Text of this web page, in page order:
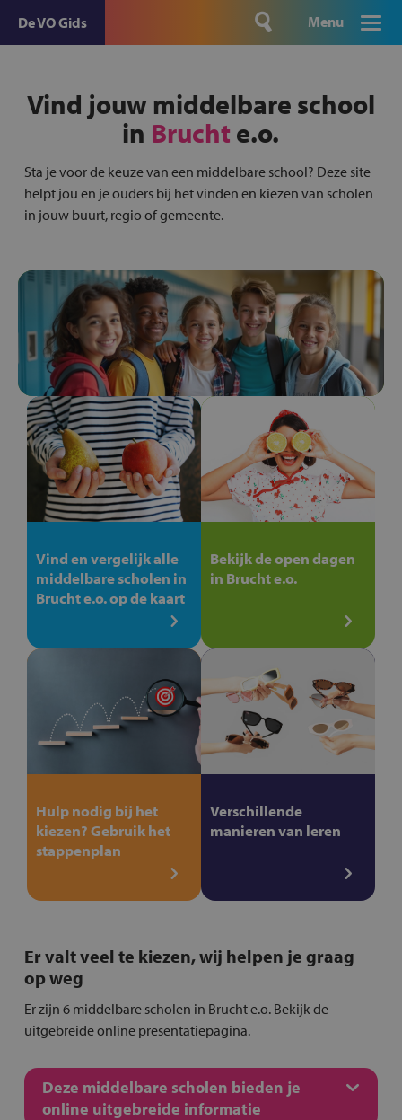
De VO Gids Menu
Vind jouw middelbare school
in Brucht e.o.
Sta je voor de keuze van een middelbare school? Deze site
helpt jou en je ouders bij het vinden en kiezen van scholen
in jouw buurt, regio of gemeente.
Vind en vergelijk alle
middelbare scholen in
Brucht e.o. op de kaart
Bekijk de open dagen
in Brucht e.o.
Hulp nodig bij het
kiezen? Gebruik het
stappenplan
Verschillende
manieren van leren
Er valt veel te kiezen, wij helpen je graag
op weg
Er zijn 6 middelbare scholen in Brucht e.o. Bekijk de
uitgebreide online presentatiepagina.
Deze middelbare scholen bieden je
online uitgebreide informatie